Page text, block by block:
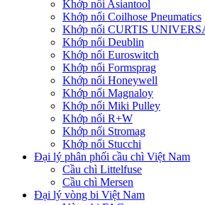
Khớp nối Asiantool
Khớp nối Coilhose Pneumatics
Khớp nối CURTIS
Khớp nối Deublin
Khớp nối Euroswitch
Khớp nối Formsprag
Khớp nối Honeywell
Khớp nối Magnaloy
Khớp nối Miki Pulley
Khớp nối R+W
Khớp nối Stromag
Khớp nối Stucchi
Đại lý phân phối cầu chì Việt Nam
Cầu chì Littelfuse
Cầu chì Mersen
Đại lý vòng bi Việt Nam